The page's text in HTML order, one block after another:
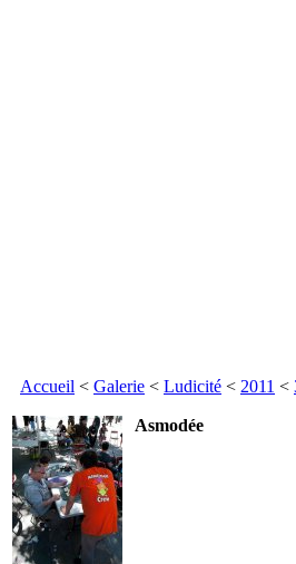
Accueil < Galerie < Ludicité < 2011 <
Asmodée